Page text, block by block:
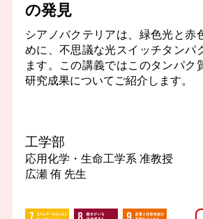
の発見
シアノバクテリアは、緑色光と赤
めに、不思議な光スイッチタンパ
ます。この講義ではこのタンパク
研究成果についてご紹介します。
工学部
応用化学・生命工学系 准教授
広瀬 侑 先生